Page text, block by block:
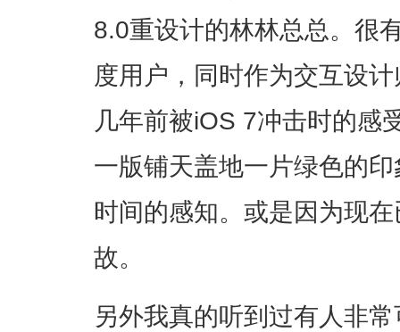
8.0重设计的林林总总。很
度用户，同时作为交互设
几年前被iOS 7冲击时的感
一版铺天盖地一片绿色的
时间的感知。或是因为现
故。
另外我真的听到过有人非